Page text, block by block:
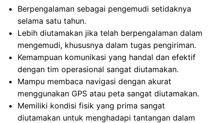
Berpengalaman sebagai pengemudi setidaknya
selama satu tahun.
Lebih diutamakan jika telah berpengalaman dalam
mengemudi, khususnya dalam tugas pengiriman.
Kemampuan komunikasi yang handal dan efektif
dengan tim operasional sangat diutamakan.
Mampu membaca navigasi dengan akurat
menggunakan GPS atau peta sangat diutamakan.
Memiliki kondisi fisik yang prima sangat
diutamakan untuk menghadapi tantangan dalam